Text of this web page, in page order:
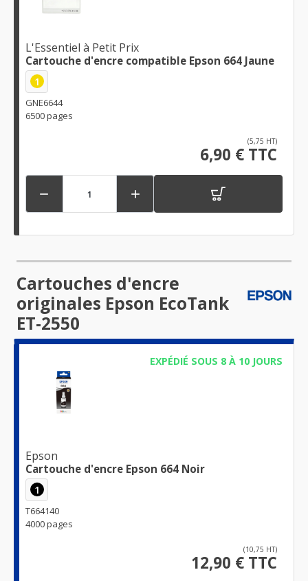
L'Essentiel à Petit Prix
Cartouche d'encre compatible Epson 664 Jaune
1
GNE6644
6500 pages
(5,75 HT)
6,90 € TTC
 
Cartouches d'encre
originales Epson EcoTank
ET-2550
EXPÉDIÉ SOUS 8 À 10 JOURS
Epson
Cartouche d'encre Epson 664 Noir
1
T664140
4000 pages
(10,75 HT)
12,90 € TTC